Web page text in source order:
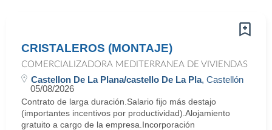
CRISTALEROS (MONTAJE)
COMERCIALIZADORA MEDITERRANEA DE VIVIENDAS
Castellon De La Plana/castello De La Pla, Castellón
05/08/2026
Contrato de larga duración.Salario fijo más destajo
(importantes incentivos por productividad).Alojamiento
gratuito a cargo de la empresa.Incorporación